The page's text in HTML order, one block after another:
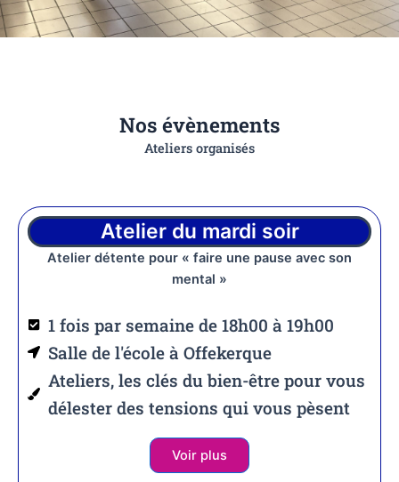
Nos évènements
Ateliers organisés
Atelier du mardi soir
Atelier détente pour « faire une pause avec son
mental »
1 fois par semaine de 18h00 à 19h00
Salle de l'école à Offekerque
Ateliers, les clés du bien-être pour vous
délester des tensions qui vous pèsent
Voir plus